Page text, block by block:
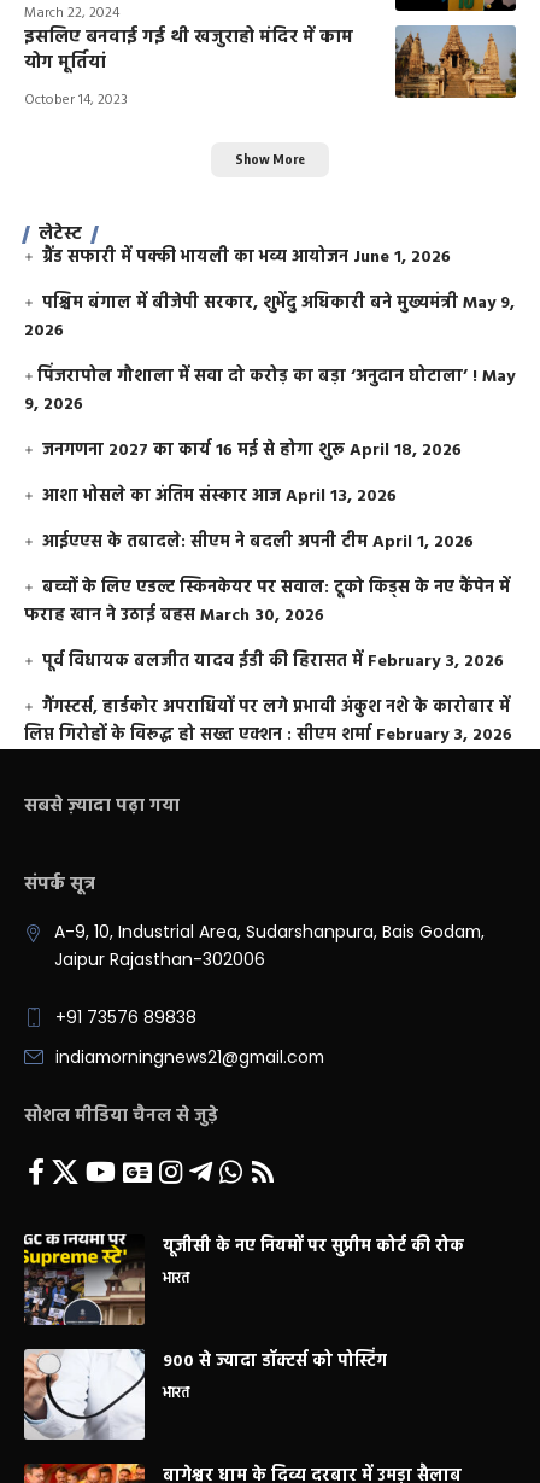
March 22, 2024
इसलिए बनवाई गई थी खजुराहो मंदिर में काम
योग मूर्तियां
October 14, 2023
Show More
लेटेस्ट
ग्रैंड सफारी में पक्की भायली का भव्य आयोजन June 1, 2026
पश्चिम बंगाल में बीजेपी सरकार, शुभेंदु अधिकारी बने मुख्यमंत्रीMay 9,
2026
​पिंजरापोल गौशाला में सवा दो करोड़ का बड़ा ‘अनुदान घोटाला’ !May
9, 2026
जनगणना 2027 का कार्य 16 मई से होगा शुरूApril 18, 2026
आशा भोसले का अंतिम संस्कार आजApril 13, 2026
आईएएस के तबादले: सीएम ने बदली अपनी टीमApril 1, 2026
बच्चों के लिए एडल्ट स्किनकेयर पर सवाल: टूको किड्स के नए कैंपेन में
फराह खान ने उठाई बहसMarch 30, 2026
पूर्व विधायक बलजीत यादव ईडी की हिरासत में February 3, 2026
गैंगस्टर्स, हार्डकोर अपराधियों पर लगे प्रभावी अंकुश नशे के कारोबार में
लिप्त गिरोहों के विरूद्ध हो सख्त एक्शन : सीएम शर्मा February 3, 2026
सबसे ज़्यादा पढ़ा गया
संपर्क सूत्र
A-9, 10, Industrial Area, Sudarshanpura, Bais Godam,
Jaipur Rajasthan-302006
+91 73576 89838
indiamorningnews21@gmail.com
सोशल मीडिया चैनल से जुड़े
यूजीसी के नए नियमों पर सुप्रीम कोर्ट की रोक
भारत
900 से ज्यादा डॉक्टर्स को पोस्टिंग
भारत
बागेश्वर धाम के दिव्य दरबार में उमड़ा सैलाब